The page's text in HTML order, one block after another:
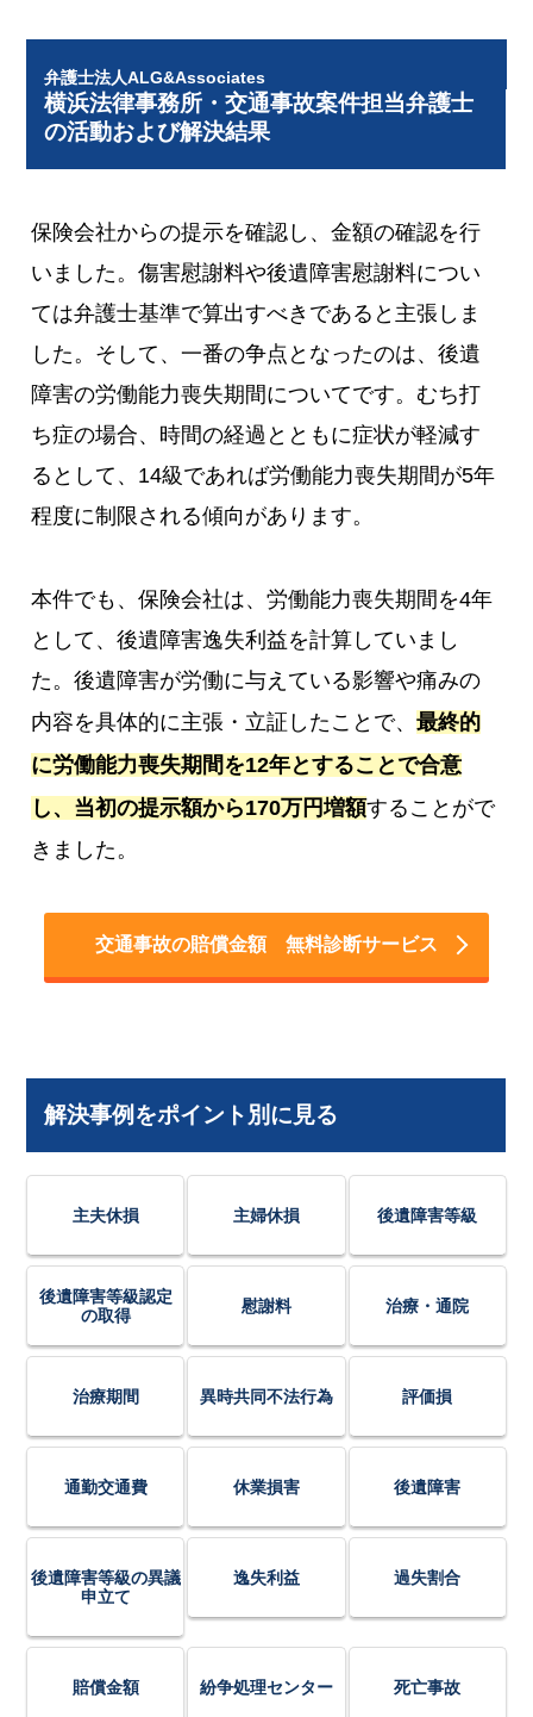
弁護士法人ALG&Associates
横浜法律事務所・交通事故案件担当弁護士
の活動および解決結果
保険会社からの提示を確認し、金額の確認を行
いました。傷害慰謝料や後遺障害慰謝料につい
ては弁護士基準で算出すべきであると主張しま
した。そして、一番の争点となったのは、後遺
障害の労働能力喪失期間についてです。むち打
ち症の場合、時間の経過とともに症状が軽減す
るとして、14級であれば労働能力喪失期間が5年
程度に制限される傾向があります。
本件でも、保険会社は、労働能力喪失期間を4年
として、後遺障害逸失利益を計算していまし
た。後遺障害が労働に与えている影響や痛みの
内容を具体的に主張・立証したことで、最終的
に労働能力喪失期間を12年とすることで合意
し、当初の提示額から170万円増額することがで
きました。
交通事故の賠償金額 無料診断サービス
解決事例をポイント別に見る
主夫休損 主婦休損 後遺障害等級
後遺障害等級認定
の取得
慰謝料 治療・通院
治療期間 異時共同不法行為 評価損
通勤交通費 休業損害 後遺障害
後遺障害等級の異議
申立て
逸失利益 過失割合
賠償金額 紛争処理センター 死亡事故